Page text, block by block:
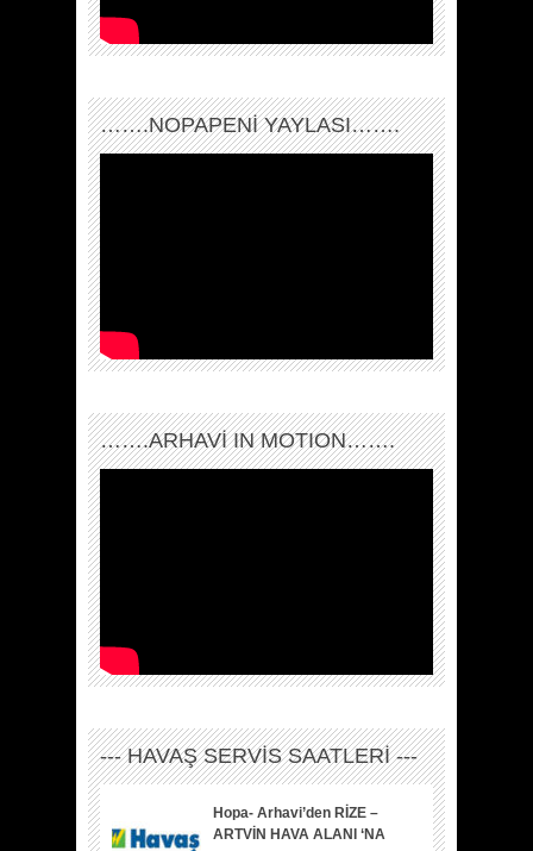
…….NOPAPENİ YAYLASI…….
…….ARHAVI IN MOTION…….
--- HAVAŞ SERVİS SAATLERİ ---
Hopa- Arhavi’den RİZE –
ARTVİN HAVA ALANI ‘NA